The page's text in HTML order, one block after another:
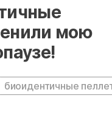
>
мою
биоидентичные